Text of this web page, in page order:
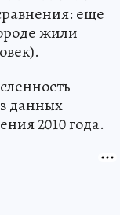
еще
жили
данных
2010 года.